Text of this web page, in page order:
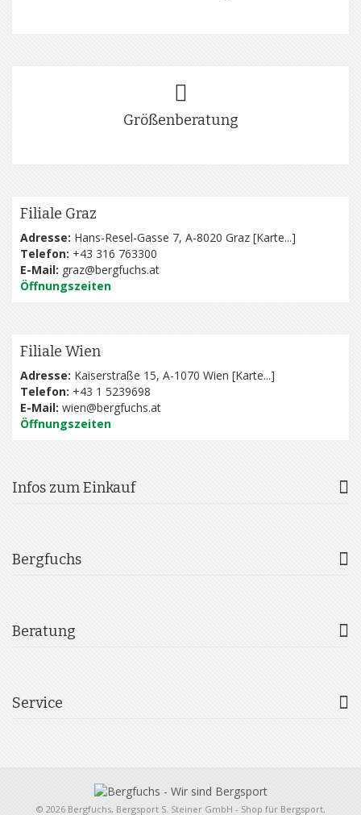
Größenberatung
Filiale Graz
Adresse: Hans-Resel-Gasse 7, A-8020 Graz [Karte...]
Telefon: +43 316 763300
E-Mail: graz@bergfuchs.at
Öffnungszeiten
Filiale Wien
Adresse: Kaiserstraße 15, A-1070 Wien [Karte...]
Telefon: +43 1 5239698
E-Mail: wien@bergfuchs.at
Öffnungszeiten
Infos zum Einkauf
Bergfuchs
Beratung
Service
© 2026 Bergfuchs, Bergsport S. Steiner GmbH - Shop für Bergsport,